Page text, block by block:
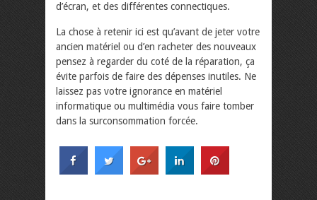
d’écran, et des différentes connectiques.
La chose à retenir ici est qu’avant de jeter votre
ancien matériel ou d’en racheter des nouveaux
pensez à regarder du coté de la réparation, ça
évite parfois de faire des dépenses inutiles. Ne
laissez pas votre ignorance en matériel
informatique ou multimédia vous faire tomber
dans la surconsommation forcée.